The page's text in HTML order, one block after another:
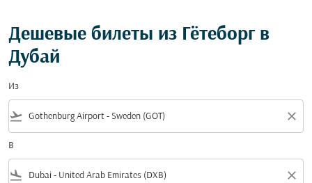
Дешевые билеты из Гётеборг в
Дубай
Из
flight_takeoff close
В
flight_land close